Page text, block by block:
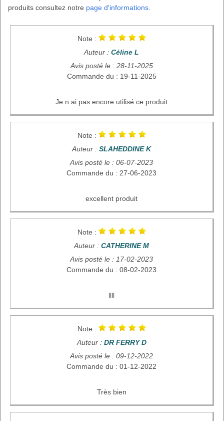
produits consultez notre page d'informations.
Note :
Auteur : Céline L
Avis posté le : 28-11-2025
Commande du : 19-11-2025
Je n ai pas encore utilisé ce produit
Note :
Auteur : SLAHEDDINE K
Avis posté le : 06-07-2023
Commande du : 27-06-2023
excellent produit
Note :
Auteur : CATHERINE M
Avis posté le : 17-02-2023
Commande du : 08-02-2023
llll
Note :
Auteur : DR FERRY D
Avis posté le : 09-12-2022
Commande du : 01-12-2022
Très bien